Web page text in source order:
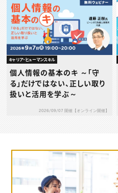
キャリア・ヒューマンスキル
個人情報の基本のキ ～「守
る」だけではない、正しい取り
扱いと活用を学ぶ～
2026/09/07 開催【オンライン開催】